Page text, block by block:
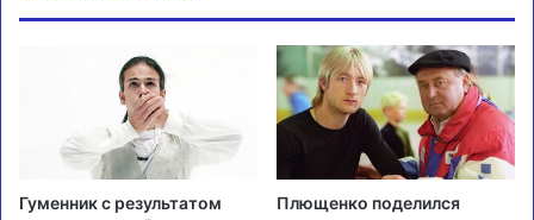
Гуменник с результатом
Плющенко поделился